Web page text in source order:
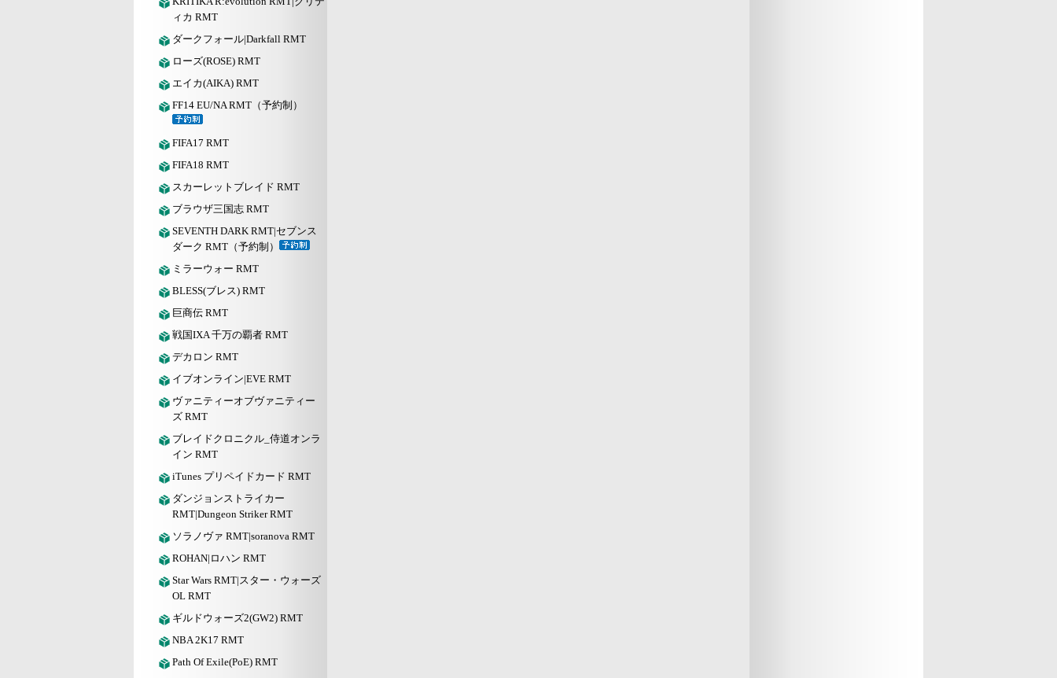
ィカ RMT
ダークフォール|Darkfall RMT
ローズ(ROSE) RMT
エイカ(AIKA) RMT
FF14 EU/NA RMT（予約制）
FIFA17 RMT
FIFA18 RMT
スカーレットブレイド RMT
ブラウザ三国志 RMT
SEVENTH DARK RMT|セブンス
ダーク RMT（予約制）
ミラーウォー RMT
BLESS(ブレス) RMT
巨商伝 RMT
戦国IXA 千万の覇者 RMT
デカロン RMT
イブオンライン|EVE RMT
ヴァニティーオブヴァニティー
ズ RMT
ブレイドクロニクル_侍道オンラ
イン RMT
iTunes プリペイドカード RMT
ダンジョンストライカー
RMT|Dungeon Striker RMT
ソラノヴァ RMT|soranova RMT
ROHAN|ロハン RMT
Star Wars RMT|スター・ウォーズ
OL RMT
ギルドウォーズ2(GW2) RMT
NBA 2K17 RMT
Path Of Exile(PoE) RMT